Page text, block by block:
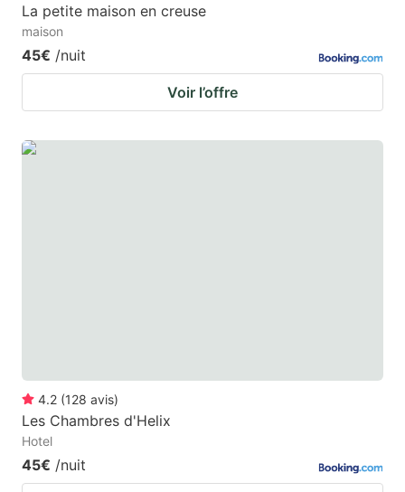
La petite maison en creuse
maison
45€ /nuit
Voir l’offre
4.2 (128 avis)
Les Chambres d'Helix
Hotel
45€ /nuit